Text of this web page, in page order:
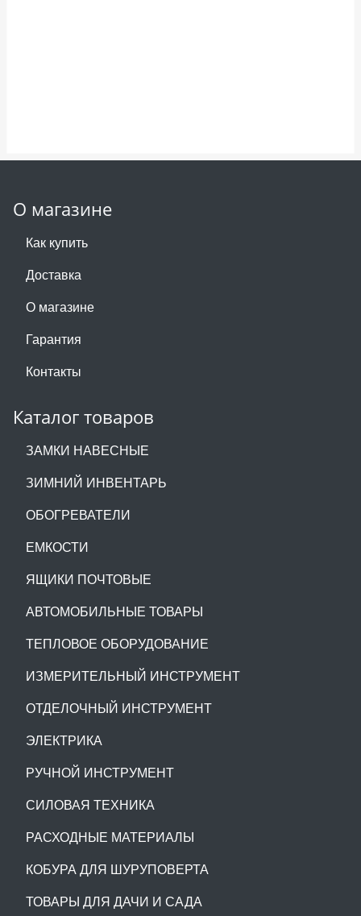
О магазине
Как купить
Доставка
О магазине
Гарантия
Контакты
Каталог товаров
ЗАМКИ НАВЕСНЫЕ
ЗИМНИЙ ИНВЕНТАРЬ
ОБОГРЕВАТЕЛИ
ЕМКОСТИ
ЯЩИКИ ПОЧТОВЫЕ
АВТОМОБИЛЬНЫЕ ТОВАРЫ
ТЕПЛОВОЕ ОБОРУДОВАНИЕ
ИЗМЕРИТЕЛЬНЫЙ ИНСТРУМЕНТ
ОТДЕЛОЧНЫЙ ИНСТРУМЕНТ
ЭЛЕКТРИКА
РУЧНОЙ ИНСТРУМЕНТ
СИЛОВАЯ ТЕХНИКА
РАСХОДНЫЕ МАТЕРИАЛЫ
КОБУРА ДЛЯ ШУРУПОВЕРТА
ТОВАРЫ ДЛЯ ДАЧИ И САДА